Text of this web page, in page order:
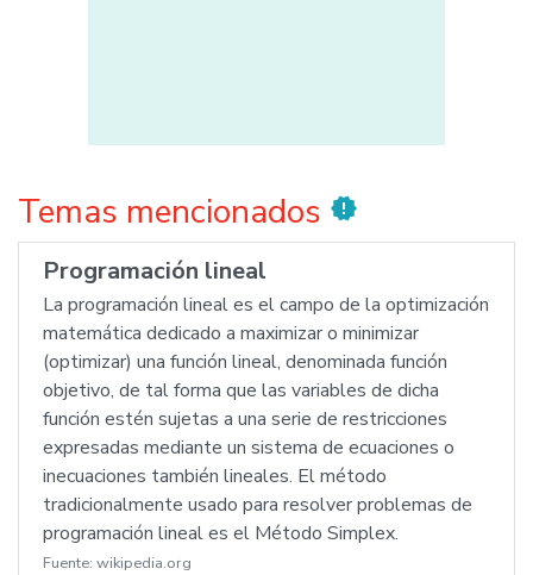
Temas mencionados new_releases
Programación lineal
La programación lineal es el campo de la optimización
matemática dedicado a maximizar o minimizar
(optimizar) una función lineal, denominada función
objetivo, de tal forma que las variables de dicha
función estén sujetas a una serie de restricciones
expresadas mediante un sistema de ecuaciones o
inecuaciones también lineales. El método
tradicionalmente usado para resolver problemas de
programación lineal es el Método Simplex.
Fuente: wikipedia.org